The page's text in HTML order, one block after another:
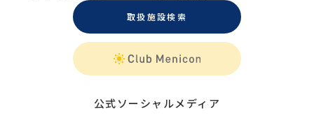
取扱施設検索
公式ソーシャルメディア